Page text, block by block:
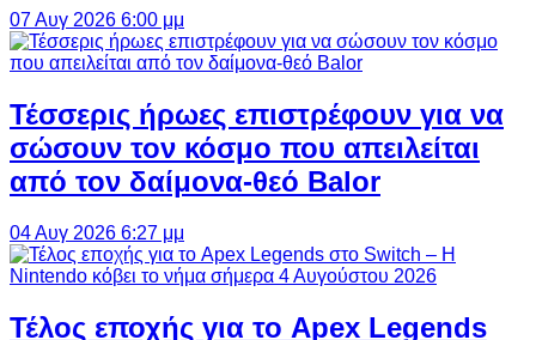
07 Αυγ 2026 6:00 μμ
Τέσσερις ήρωες επιστρέφουν για να
σώσουν τον κόσμο που απειλείται
από τον δαίμονα-θεό Balor
04 Αυγ 2026 6:27 μμ
Τέλος εποχής για το Apex Legends